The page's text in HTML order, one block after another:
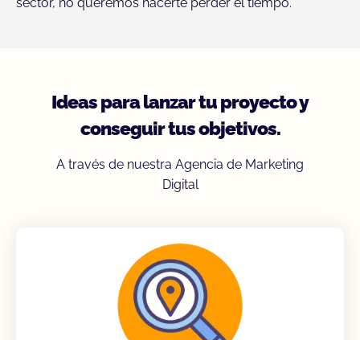
Ideas para lanzar tu proyecto y
conseguir tus objetivos.
A través de nuestra Agencia de Marketing
Digital